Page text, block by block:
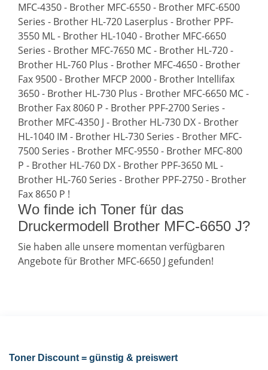
MFC-4350 - Brother MFC-6550 - Brother MFC-6500
Series - Brother HL-720 Laserplus - Brother PPF-
3550 ML - Brother HL-1040 - Brother MFC-6650
Series - Brother MFC-7650 MC - Brother HL-720 -
Brother HL-760 Plus - Brother MFC-4650 - Brother
Fax 9500 - Brother MFCP 2000 - Brother Intellifax
3650 - Brother HL-730 Plus - Brother MFC-6650 MC -
Brother Fax 8060 P - Brother PPF-2700 Series -
Brother MFC-4350 J - Brother HL-730 DX - Brother
HL-1040 IM - Brother HL-730 Series - Brother MFC-
7500 Series - Brother MFC-9550 - Brother MFC-800
P - Brother HL-760 DX - Brother PPF-3650 ML -
Brother HL-760 Series - Brother PPF-2750 - Brother
Fax 8650 P !
Wo finde ich Toner für das
Druckermodell Brother MFC-6650 J?
Sie haben alle unsere momentan verfügbaren
Angebote für Brother MFC-6650 J gefunden!
Toner Discount = günstig & preiswert